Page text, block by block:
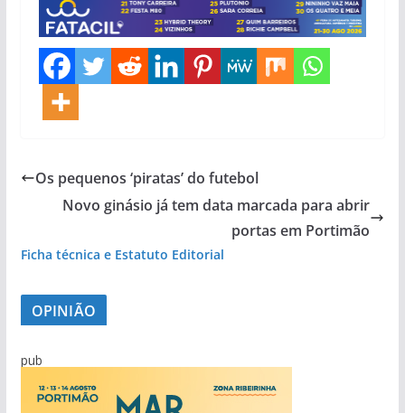
pub
pub
Os pequenos ‘piratas’ do futebol
Novo ginásio já tem data marcada para abrir
portas em Portimão
Ficha técnica e Estatuto Editorial
OPINIÃO
pub